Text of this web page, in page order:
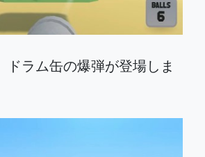
ドラム缶の爆弾が登場しま